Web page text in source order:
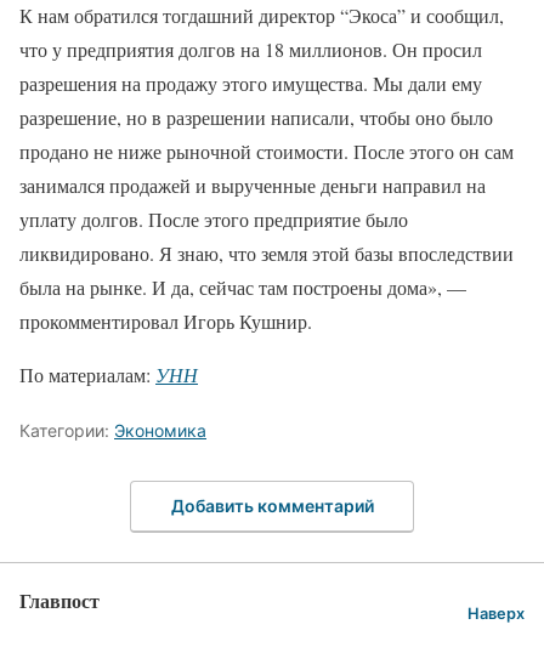
К нам обратился тогдашний директор “Экоса” и сообщил,
что у предприятия долгов на 18 миллионов. Он просил
разрешения на продажу этого имущества. Мы дали ему
разрешение, но в разрешении написали, чтобы оно было
продано не ниже рыночной стоимости. После этого он сам
занимался продажей и вырученные деньги направил на
уплату долгов. После этого предприятие было
ликвидировано. Я знаю, что земля этой базы впоследствии
была на рынке. И да, сейчас там построены дома», —
прокомментировал Игорь Кушнир.
По материалам: УНН
Категории: Экономика
Добавить комментарий
Главпост Наверх